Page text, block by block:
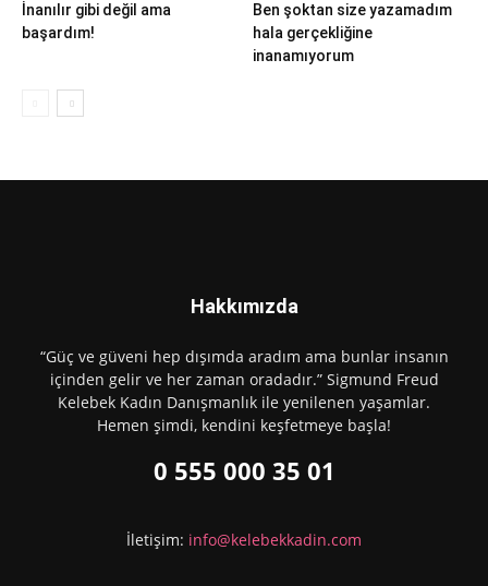
İnanılır gibi değil ama
başardım!
Ben şoktan size yazamadım
hala gerçekliğine
inanamıyorum
Hakkımızda
“Güç ve güveni hep dışımda aradım ama bunlar insanın
içinden gelir ve her zaman oradadır.” Sigmund Freud
Kelebek Kadın Danışmanlık ile yenilenen yaşamlar.
Hemen şimdi, kendini keşfetmeye başla!
0 555 000 35 01
İletişim: info@kelebekkadin.com